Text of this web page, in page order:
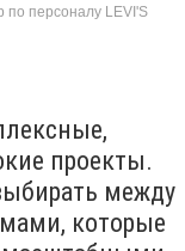
по персоналу LEVI'S
проекты.
между
которые